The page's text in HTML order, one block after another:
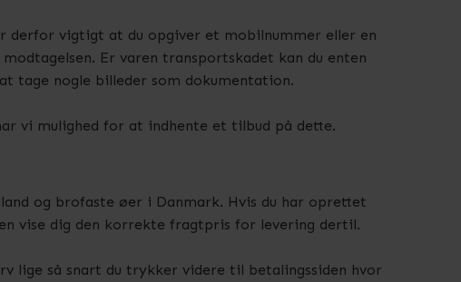
derfor vigtigt at du opgiver et mobilnummer eller en
Er varen transportskadet kan du enten
tage nogle billeder som dokumentation.
vi mulighed for at indhente et tilbud på dette.
og brofaste øer i Danmark. Hvis du har oprettet
vise dig den korrekte fragtpris for levering dertil.
lige så snart du trykker videre til betalingssiden hvor